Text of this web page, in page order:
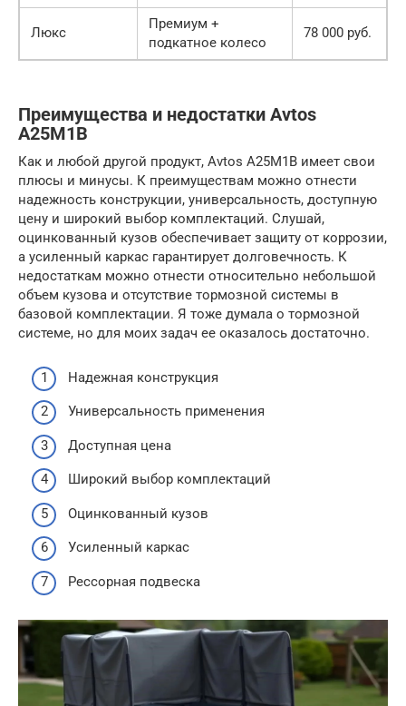
Люкс
Премиум +
подкатное колесо
78 000 руб.
Преимущества и недостатки Avtos
A25M1B
Как и любой другой продукт, Avtos A25M1B имеет свои
плюсы и минусы. К преимуществам можно отнести
надежность конструкции, универсальность, доступную
цену и широкий выбор комплектаций. Слушай,
оцинкованный кузов обеспечивает защиту от коррозии,
а усиленный каркас гарантирует долговечность. К
недостаткам можно отнести относительно небольшой
объем кузова и отсутствие тормозной системы в
базовой комплектации. Я тоже думала о тормозной
системе, но для моих задач ее оказалось достаточно.
Надежная конструкция
Универсальность применения
Доступная цена
Широкий выбор комплектаций
Оцинкованный кузов
Усиленный каркас
Рессорная подвеска